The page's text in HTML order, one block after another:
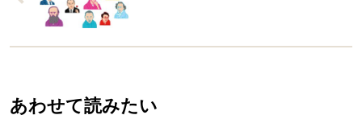
あわせて読みたい